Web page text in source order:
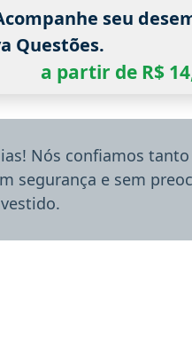
seu
Questões.
a partir de R$
Nós confiamos
segurança e sem